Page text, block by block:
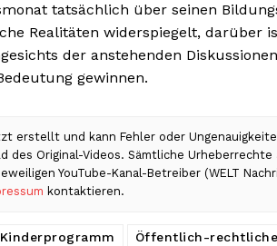
tatsächlich über seinen
Realitäten widerspiegelt, darüber
der anstehenden
gewinnen.
erstellt und kann Fehler oder
des Original-Videos. Sämtliche Urheberrechte
YouTube-Kanal-Betreiber (WELT
kontaktieren.
Kinderprogramm Öffentlich-